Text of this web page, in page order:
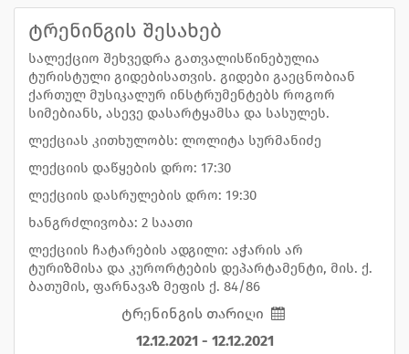
ტრენინგის შესახებ
სალექციო შეხვედრა გათვალისწინებულია
ტურისტული გიდებისათვის. გიდები გაეცნობიან
ქართულ მუსიკალურ ინსტრუმენტებს როგორ
სიმებიანს, ასევე დასარტყამსა და სასულეს.
ლექციას კითხულობს: ლოლიტა სურმანიძე
ლექციის დაწყების დრო: 17:30
ლექციის დასრულების დრო: 19:30
ხანგრძლივობა: 2 საათი
ლექციის ჩატარების ადგილი: აჭარის არ
ტურიზმისა და კურორტების დეპარტამენტი, მის. ქ.
ბათუმის, ფარნავაზ მეფის ქ. 84/86
ტრენინგის თარიღი
12.12.2021 - 12.12.2021